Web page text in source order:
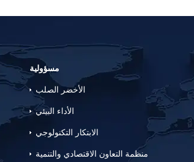
مسؤولية
الأخضر الصلب
الأداء البيئي
الابتكار التكنولوجي
منظمة التعاون الاقتصادي والتنمية